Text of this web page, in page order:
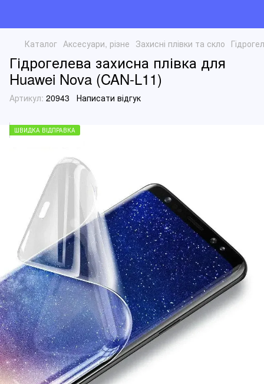
Каталог Аксесуари, різне Захисні плівки та скло
Гідрогелева захисна плівка для
Huawei Nova (CAN-L11)
Артикул: 20943 Написати відгук
ШВИДКА ВІДПРАВКА